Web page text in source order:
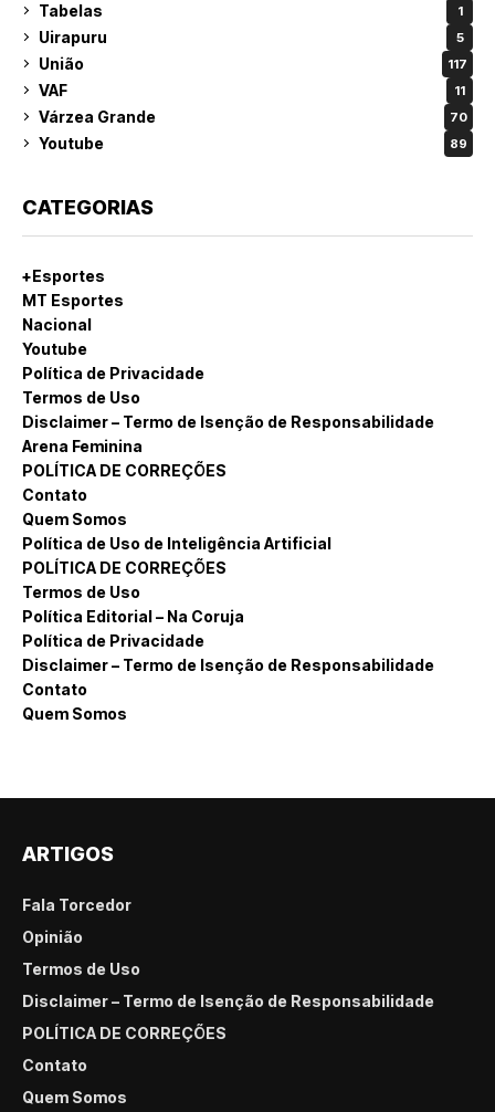
Tabelas 1
Uirapuru 5
União 117
VAF 11
Várzea Grande 70
Youtube 89
CATEGORIAS
+Esportes
MT Esportes
Nacional
Youtube
Política de Privacidade
Termos de Uso
Disclaimer – Termo de Isenção de Responsabilidade
Arena Feminina
POLÍTICA DE CORREÇÕES
Contato
Quem Somos
Política de Uso de Inteligência Artificial
POLÍTICA DE CORREÇÕES
Termos de Uso
Política Editorial – Na Coruja
Política de Privacidade
Disclaimer – Termo de Isenção de Responsabilidade
Contato
Quem Somos
ARTIGOS
Fala Torcedor
Opinião
Termos de Uso
Disclaimer – Termo de Isenção de Responsabilidade
POLÍTICA DE CORREÇÕES
Contato
Quem Somos